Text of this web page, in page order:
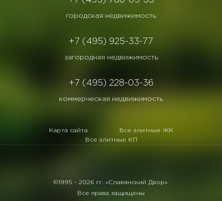
городская недвижимость
+7 (495) 925-33-77
загородная недвижимость
+7 (495) 228-03-36
коммерческая недвижимость
Карта сайта
Все элитные ЖК
Все элитные КП
©1995 - 2026 гг. «Славянский Двор».
Все права защищены